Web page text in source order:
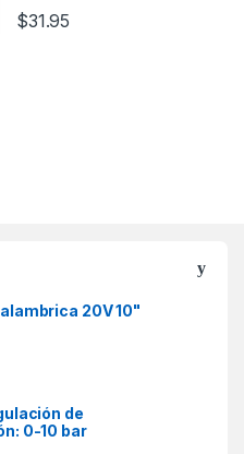
$31.95
20V 10"
de
0-10 bar